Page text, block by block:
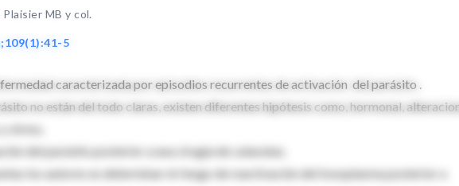
MB y col.
5
caracterizada por episodios recurrentes de activación del parásito .
no están del todo claras, existen diferentes hipótesis como, hormonal,
stress.
del parásito posterior a una cirugía de cataratas.
los autores es determinar el riesgo de reactivación del toxoplasma posterior a